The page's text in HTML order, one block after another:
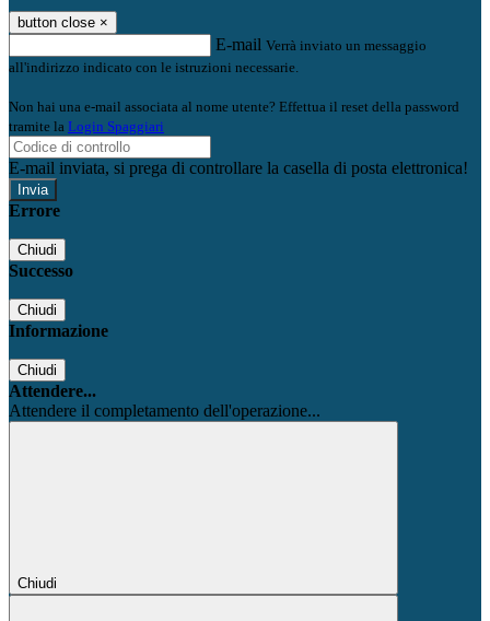
button close ×
E-mail Verrà inviato un messaggio
all'indirizzo indicato con le istruzioni necessarie.
Non hai una e-mail associata al nome utente? Effettua il reset della password
tramite la Login Spaggiari
E-mail inviata, si prega di controllare la casella di posta elettronica!
Errore
Chiudi
Successo
Chiudi
Informazione
Chiudi
Attendere...
Attendere il completamento dell'operazione...
Chiudi